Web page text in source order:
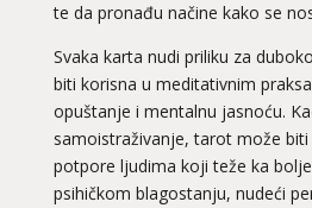
te da pronađu načine kako se
Svaka karta nudi priliku za
biti korisna u meditativnim
opuštanje i mentalnu jasnoću.
samoistraživanje, tarot može
potpore ljudima koji teže ka
psihičkom blagostanju, nudeći